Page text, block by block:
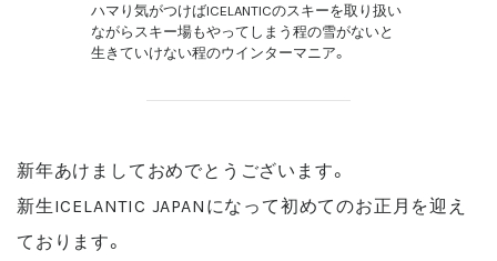
ハマり気がつけばICELANTICのスキーを取り扱い
ながらスキー場もやってしまう程の雪がないと
生きていけない程のウインターマニア。
新年あけましておめでとうございます。
新生ICELANTIC JAPANになって初めてのお正月を迎え
ております。